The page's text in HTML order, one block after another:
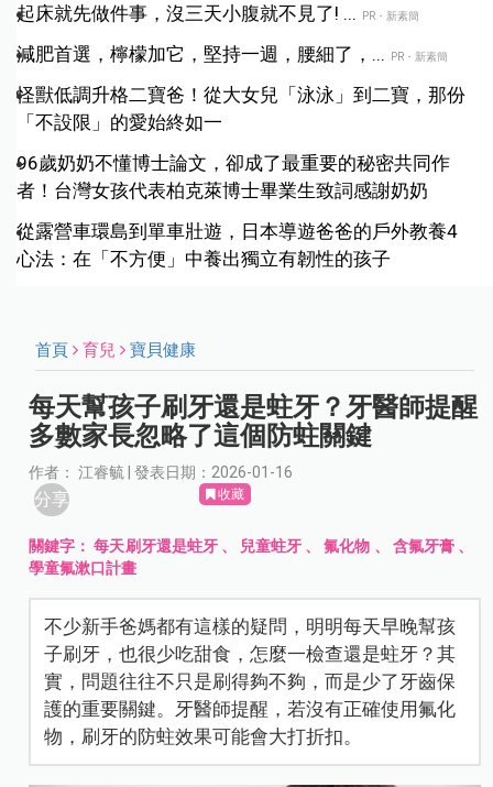
起床就先做件事，沒三天小腹就不見了! ... PR・新素簡
減肥首選，檸檬加它，堅持一週，腰細了，... PR・新素簡
怪獸低調升格二寶爸！從大女兒「泳泳」到二寶，那份
「不設限」的愛始終如一
96歲奶奶不懂博士論文，卻成了最重要的秘密共同作
者！台灣女孩代表柏克萊博士畢業生致詞感謝奶奶
從露營車環島到單車壯遊，日本導遊爸爸的戶外教養4
心法：在「不方便」中養出獨立有韌性的孩子
首頁 育兒 寶貝健康
每天幫孩子刷牙還是蛀牙？牙醫師提醒
多數家長忽略了這個防蛀關鍵
作者： 江睿毓 | 發表日期：2026-01-16
分享 收藏
關鍵字：每天刷牙還是蛀牙、 兒童蛀牙 、氟化物 、 含氟牙膏、
學童氟漱口計畫
不少新手爸媽都有這樣的疑問，明明每天早晚幫孩
子刷牙，也很少吃甜食，怎麼一檢查還是蛀牙？其
實，問題往往不只是刷得夠不夠，而是少了牙齒保
護的重要關鍵。牙醫師提醒，若沒有正確使用氟化
物，刷牙的防蛀效果可能會大打折扣。